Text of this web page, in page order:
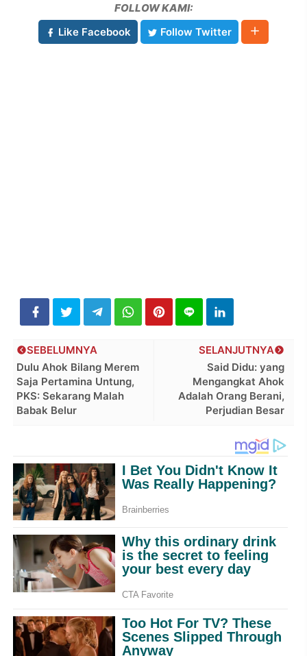
FOLLOW KAMI:
Like Facebook
Follow Twitter
SELANJUTNYA
Said Didu: yang
Mengangkat Ahok
Adalah Orang Berani,
Perjudian Besar
SEBELUMNYA
Dulu Ahok Bilang Merem
Saja Pertamina Untung,
PKS: Sekarang Malah
Babak Belur